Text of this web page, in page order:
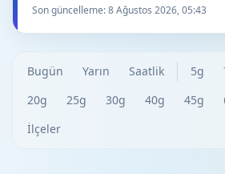
Son güncelleme:8 Ağustos 2026, 05:43
Bugün Yarın Saatlik 5g
20g
25g 30g 40g 45g
İlçeler